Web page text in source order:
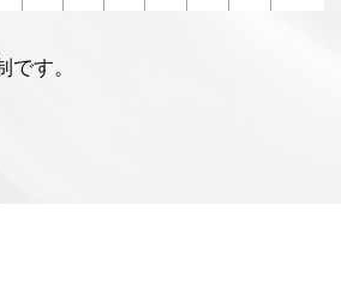
す。